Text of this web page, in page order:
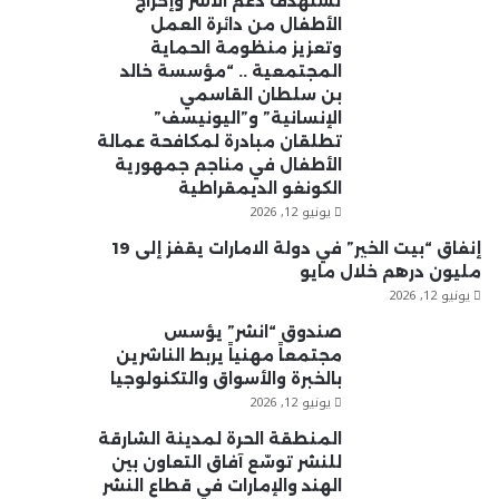
الأطفال من دائرة العمل
وتعزيز منظومة الحماية
المجتمعية .. “مؤسسة خالد
بن سلطان القاسمي
الإنسانية” و”اليونيسف”
تطلقان مبادرة لمكافحة عمالة
الأطفال في مناجم جمهورية
الكونغو الديمقراطية
يونيو 12, 2026
إنفاق “بيت الخير” في دولة الامارات يقفز إلى 19
مليون درهم خلال مايو
يونيو 12, 2026
صندوق “انشر” يؤسس
مجتمعاً مهنياً يربط الناشرين
بالخبرة والأسواق والتكنولوجيا
يونيو 12, 2026
المنطقة الحرة لمدينة الشارقة
للنشر توسّع آفاق التعاون بين
الهند والإمارات في قطاع النشر